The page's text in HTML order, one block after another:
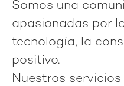
Somos una
apasionadas por
tecnología, la
positivo.
Nuestros servicios